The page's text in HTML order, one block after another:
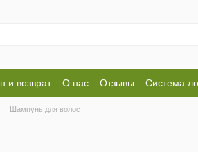
и возврат О нас Отзывы Система
Шампунь для волос